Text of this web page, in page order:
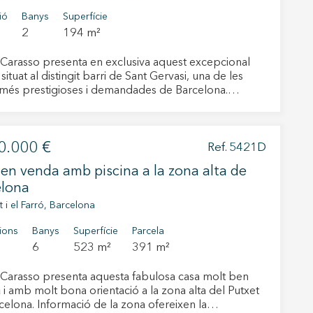
Banys
2
Superfície
194 m²
presenta en exclusiva aquest excepcional
al distingit barri de Sant Gervasi, una de les
prestigioses i demandades de Barcelona.
La propietat destaca per la seva acurada selecció
intel·ligent que optimitza cada metre quadrat. La
equipada amb electrodomèstics d’alta
s’integra harmònicament amb el saló-menjador,
dia com per rebre convidats. L’autèntica joia
propietat és la seva espectacular terrassa privada
vetllades a l’aire lliure i trobades socials en un
Aquest tríplex representa una
única per a aquells que busquen luxe
€ Ref. 5421D
venda amb piscina a la zona alta de
i el Farró, Barcelona
Banys
6
Superfície
523 m²
Parcela
391 m²
presenta aquesta fabulosa casa molt ben
i amb molt bona orientació a la zona alta del Putxet
Informació de la zona ofereixen la
així ho
web.